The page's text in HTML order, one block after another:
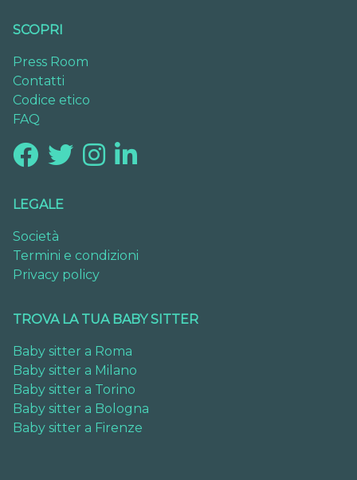
SCOPRI
Press Room
Contatti
Codice etico
FAQ
LEGALE
Società
Termini e condizioni
Privacy policy
TROVA LA TUA BABY SITTER
Baby sitter a Roma
Baby sitter a Milano
Baby sitter a Torino
Baby sitter a Bologna
Baby sitter a Firenze